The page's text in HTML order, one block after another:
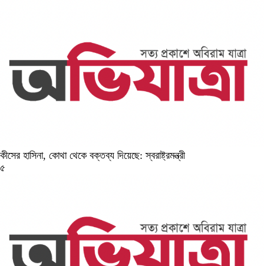
কীসের হাসিনা, কোথা থেকে বক্তব্য দিয়েছে: স্বরাষ্ট্রমন্ত্রী
৫